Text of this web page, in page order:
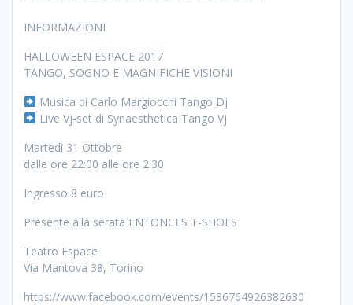
INFORMAZIONI
HALLOWEEN ESPACE 2017
TANGO, SOGNO E MAGNIFICHE VISIONI
Musica di Carlo Margiocchi Tango Dj
Live Vj-set di Synaesthetica Tango Vj
Martedì 31 Ottobre
dalle ore 22:00 alle ore 2:30
Ingresso 8 euro
Presente alla serata ENTONCES T-SHOES
Teatro Espace
Via Mantova 38, Torino
https://www.facebook.com/events/1536764926382630